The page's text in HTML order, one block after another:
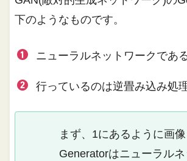
下のようなものです。
ニューラルネットワークであ
行っているのは逆畳み込み処
まず、1にあるように画
Generatorはニューラル